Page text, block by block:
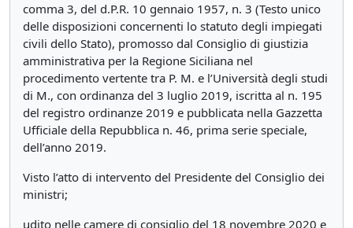
comma 3, del d.P.R. 10 gennaio 1957, n. 3 (Testo unico
delle disposizioni concernenti lo statuto degli impiegati
civili dello Stato), promosso dal Consiglio di giustizia
amministrativa per la Regione Siciliana nel
procedimento vertente tra P. M. e l’Università degli studi
di M., con ordinanza del 3 luglio 2019, iscritta al n. 195
del registro ordinanze 2019 e pubblicata nella Gazzetta
Ufficiale della Repubblica n. 46, prima serie speciale,
dell’anno 2019.
Visto l’atto di intervento del Presidente del Consiglio dei
ministri;
udito nelle camere di consiglio del 18 novembre 2020 e